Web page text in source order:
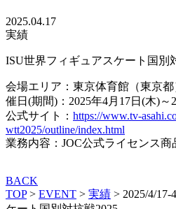
2025.04.17
実績
ISU世界フィギュアスケート国別
会場エリア：東京体育館（東京都
催日(期間)：2025年4月17日(木)～
公式サイト： https://www.tv-
wtt2025/outline/index.html
業務内容：JOC公式ライセンス商
BACK
TOP> EVENT > 実績 > 2025/4/